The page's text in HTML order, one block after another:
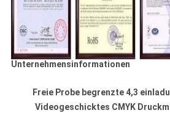
Unternehmensinformationen
Freie Probe begrenzte 4,3
Videogeschicktes CMYK